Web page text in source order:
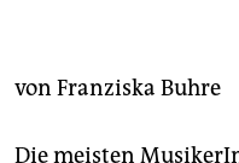
fragen & hilfe
von Franziska Buhre
Die meisten